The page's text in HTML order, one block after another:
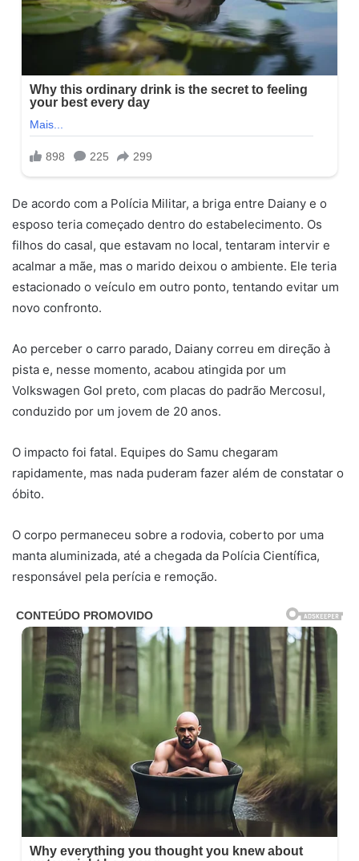
De acordo com a Polícia Militar, a briga entre Daiany e o
esposo teria começado dentro do estabelecimento. Os
filhos do casal, que estavam no local, tentaram intervir e
acalmar a mãe, mas o marido deixou o ambiente. Ele teria
estacionado o veículo em outro ponto, tentando evitar um
novo confronto.
Ao perceber o carro parado, Daiany correu em direção à
pista e, nesse momento, acabou atingida por um
Volkswagen Gol preto, com placas do padrão Mercosul,
conduzido por um jovem de 20 anos.
O impacto foi fatal. Equipes do Samu chegaram
rapidamente, mas nada puderam fazer além de constatar o
óbito.
O corpo permaneceu sobre a rodovia, coberto por uma
manta aluminizada, até a chegada da Polícia Científica,
responsável pela perícia e remoção.